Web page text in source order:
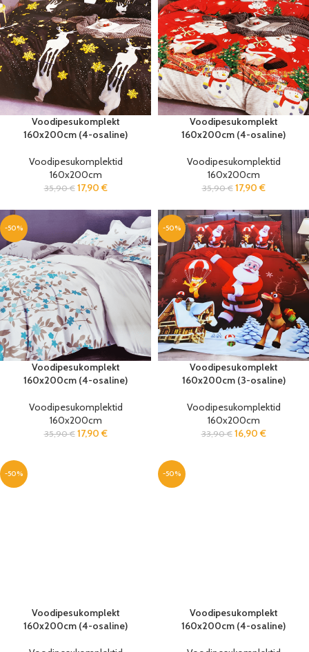
Voodipesukomplekt
160x200cm (4-osaline)
Voodipesukomplektid
160x200cm
35,90€ 17,90 €
Voodipesukomplekt
160x200cm (4-osaline)
Voodipesukomplektid
160x200cm
35,90€ 17,90 €
-50%
Voodipesukomplekt
160x200cm (4-osaline)
Voodipesukomplektid
160x200cm
35,90€ 17,90 €
-50%
Voodipesukomplekt
160x200cm (3-osaline)
Voodipesukomplektid
160x200cm
33,90€ 16,90 €
-50%
Voodipesukomplekt
160x200cm (4-osaline)
-50%
Voodipesukomplekt
160x200cm (4-osaline)